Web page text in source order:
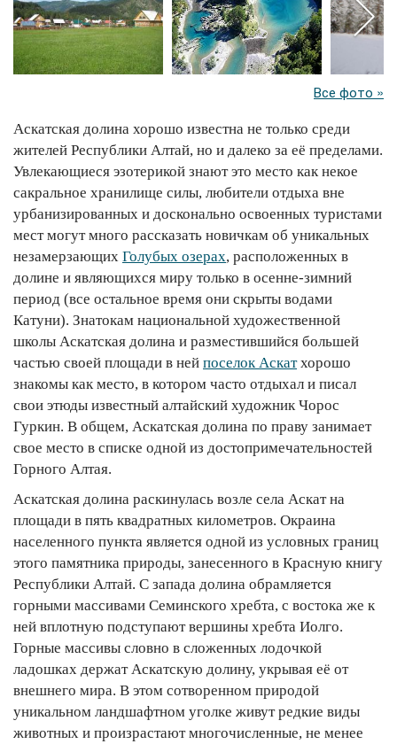
Все фото »
Аскатская долина хорошо известна не только среди
жителей Республики Алтай, но и далеко за её пределами.
Увлекающиеся эзотерикой знают это место как некое
сакральное хранилище силы, любители отдыха вне
урбанизированных и досконально освоенных туристами
мест могут много рассказать новичкам об уникальных
незамерзающих Голубых озерах, расположенных в
долине и являющихся миру только в осенне-зимний
период (все остальное время они скрыты водами
Катуни). Знатокам национальной художественной
школы Аскатская долина и разместившийся большей
частью своей площади в ней поселок Аскатхорошо
знакомы как место, в котором часто отдыхал и писал
свои этюды известный алтайский художник Чорос
Гуркин. В общем, Аскатская долина по праву занимает
свое место в списке одной из достопримечательностей
Горного Алтая.
Аскатская долина раскинулась возле села Аскат на
площади в пять квадратных километров. Окраина
населенного пункта является одной из условных границ
этого памятника природы, занесенного в Красную книгу
Республики Алтай. С запада долина обрамляется
горными массивами Семинского хребта, с востока же к
ней вплотную подступают вершины хребта Иолго.
Горные массивы словно в сложенных лодочкой
ладошках держат Аскатскую долину, укрывая её от
внешнего мира. В этом сотворенном природой
уникальном ландшафтном уголке живут редкие виды
животных и произрастают многочисленные, не менее